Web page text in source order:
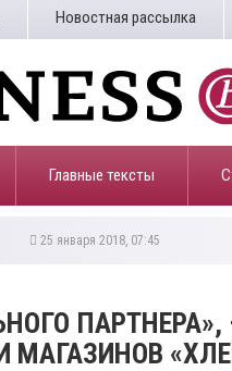
Новостная рассылка
Главные тексты
25 января 2018, 07:45
МАГАЗИНОВ